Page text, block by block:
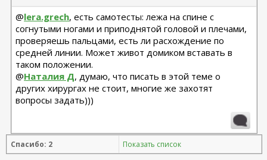
@lera.grech, есть самотесты: лежа на спине с
согнутыми ногами и приподнятой головой и плечами,
проверяешь пальцами, есть ли расхождение по
средней линии. Может живот домиком вставать в
таком положении.
@Наталия Д, думаю, что писать в этой теме о
других хирургах не стоит, многие же захотят
вопросы задать)))
Спасибо: 2 Показать список